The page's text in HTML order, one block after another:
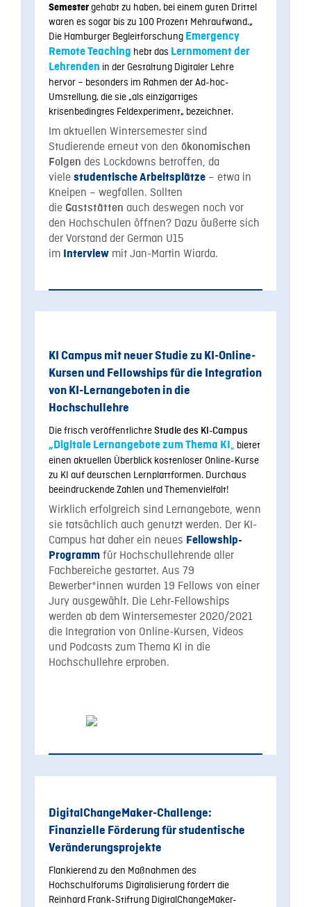
Semester gehabt zu haben, bei einem guten Drittel
waren es sogar bis zu 100 Prozent Mehraufwand.„
Die Hamburger Begleitforschung Emergency
Remote Teaching hebt das Lernmoment der
Lehrenden in der Gestaltung Digitaler Lehre
hervor – besonders im Rahmen der Ad-hoc-
Umstellung, die sie„als einzigartiges
krisenbedingtes Feldexperiment„ bezeichnet.
Im aktuellen Wintersemester sind
Studierende erneut von den ökonomischen
Folgen des Lockdowns betroffen, da
viele studentische Arbeitsplätze – etwa in
Kneipen – wegfallen. Sollten
die Gaststätten auch deswegen noch vor
den Hochschulen öffnen? Dazu äußerte sich
der Vorstand der German U15
im Interview mit Jan-Martin Wiarda.
KI Campus mit neuer Studie zu KI-Online-
Kursen und Fellowships für die Integration
von KI-Lernangeboten in die
Hochschullehre
Die frisch veröffentlichte Studie des KI-Campus
„Digitale Lernangebote zum Thema KI „ bietet
einen aktuellen Überblick kostenloser Online-Kurse
zu KI auf deutschen Lernplattformen. Durchaus
beeindruckende Zahlen und Themenvielfalt!
Wirklich erfolgreich sind Lernangebote, wenn
sie tatsächlich auch genutzt werden. Der KI-
Campus hat daher ein neues Fellowship-
Programm für Hochschullehrende aller
Fachbereiche gestartet. Aus 79
Bewerber*innen wurden 19 Fellows von einer
Jury ausgewählt. Die Lehr-Fellowships
werden ab dem Wintersemester 2020/2021
die Integration von Online-Kursen, Videos
und Podcasts zum Thema KI in die
Hochschullehre erproben.
DigitalChangeMaker-Challenge:
Finanzielle Förderung für studentische
Veränderungsprojekte
Flankierend zu den Maßnahmen des
Hochschulforums Digitalisierung fördert die
Reinhard Frank-Stiftung DigitalChangeMaker-